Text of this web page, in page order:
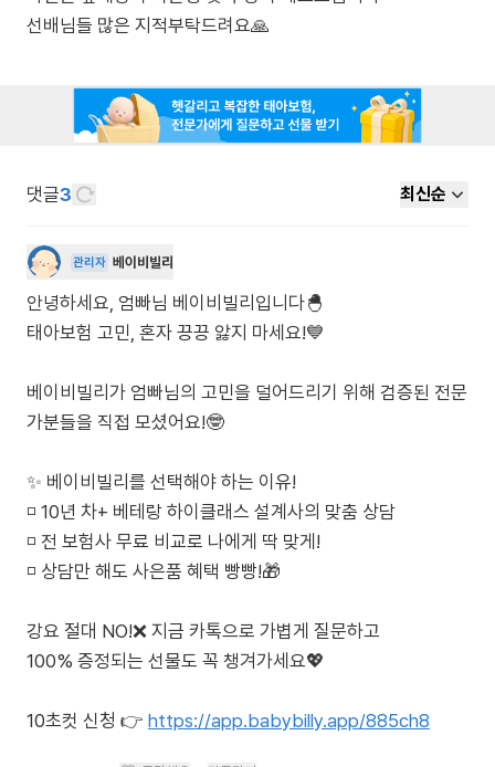
선배님들 많은 지적부탁드려요🙏
댓글3 최신순
관리자 베이비빌리
안녕하세요, 엄빠님 베이비빌리입니다🐣
태아보험 고민, 혼자 끙끙 앓지 마세요!💙
베이비빌리가 엄빠님의 고민을 덜어드리기 위해 검증된 전문
가분들을 직접 모셨어요!🤓
✨ 베이비빌리를 선택해야 하는 이유!
◽️ 10년 차+ 베테랑 하이클래스 설계사의 맞춤 상담
◽️ 전 보험사 무료 비교로 나에게 딱 맞게!
◽️ 상담만 해도 사은품 혜택 빵빵!🎁
강요 절대 NO!❌ 지금 카톡으로 가볍게 질문하고
100% 증정되는 선물도 꼭 챙겨가세요💖
10초컷 신청 👉 https://app.babybilly.app/885ch8